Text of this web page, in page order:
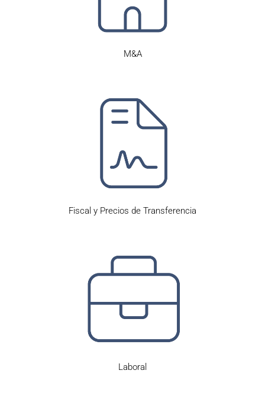
M&A
Fiscal y Precios de Transferencia
Laboral